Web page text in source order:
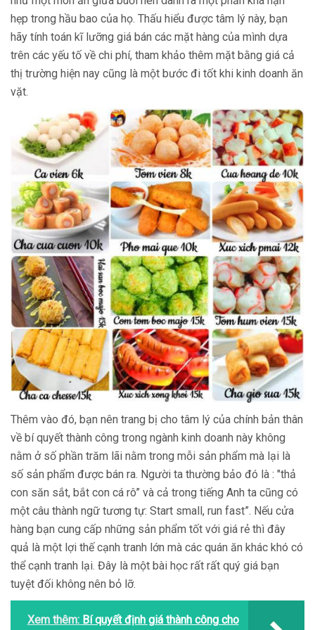
hẹp trong hầu bao của họ. Thấu hiểu được tâm lý này, bạn
hãy tính toán kĩ lưỡng giá bán các mặt hàng của mình dựa
trên các yếu tố về chi phí, tham khảo thêm mặt bằng giá cả
thị trường hiện nay cũng là một bước đi tốt khi kinh doanh ăn
vặt.
Thêm vào đó, bạn nên trang bị cho tâm lý của chính bản thân
về bí quyết thành công trong ngành kinh doanh này không
nằm ở số phần trăm lãi nằm trong mỗi sản phẩm mà lại là
số sản phẩm được bán ra. Người ta thường bảo đó là : "thả
con săn sắt, bắt con cá rô” và cả trong tiếng Anh ta cũng có
một câu thành ngữ tương tự: Start small, run fast”. Nếu cửa
hàng bạn cung cấp những sản phẩm tốt với giá rẻ thì đây
quả là một lợi thế cạnh tranh lớn mà các quán ăn khác khó có
thể cạnh tranh lại. Đây là một bài học rất rất quý giá bạn
tuyệt đối không nên bỏ lỡ.
Xem thêm: Bí quyết định giá thành công cho